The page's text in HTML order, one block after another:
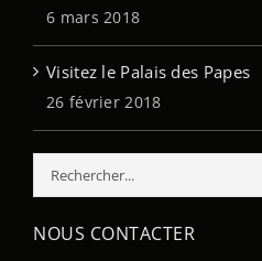
6 mars 2018
Visitez le Palais des Papes
26 février 2018
Rechercher:
NOUS CONTACTER